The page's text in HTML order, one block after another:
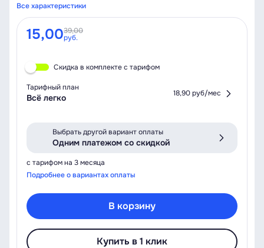
Все характеристики
15,0039,00
руб.
Скидка в комплекте с тарифом
Тарифный план
Всё легко 18,90 руб/мес
Выбрать другой вариант оплаты
Одним платежом со скидкой
с тарифом на 3 месяца
Подробнее о вариантах оплаты
В корзину
Купить в 1 клик